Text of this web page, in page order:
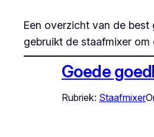
Een overzicht van de best
gebruikt de staafmixer
Goede
Rubriek: Staafmixer